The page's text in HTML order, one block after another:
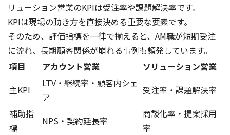
リューション営業のKPIは受注率や課題解決率です。
KPIは現場の動き方を直接決める重要な要素です。
そのため、評価指標を一律で揃えると、AM職が短期受注
に流れ、長期顧客関係が崩れる事例も頻発しています。
項目
アカウント営業
ソリューション営業
主KPI
LTV・継続率・顧客内シェ
ア
受注率・課題解決率
補助指
標
NPS・契約延長率
商談化率・提案採用
率